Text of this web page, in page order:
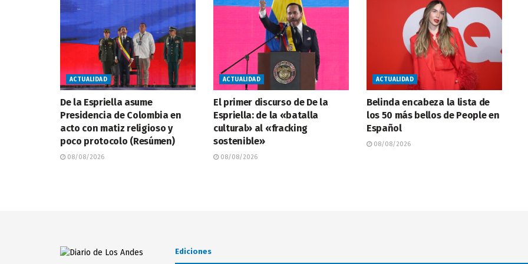
ACTUALIDAD
De la Espriella asume
Presidencia de Colombia en
acto con matiz religioso y
poco protocolo (Resúmen)
08/08/2026
ACTUALIDAD
El primer discurso de De la
Espriella: de la «batalla
cultural» al «fracking
sostenible»
08/08/2026
ACTUALIDAD
Belinda encabeza la lista de
los 50 más bellos de People en
Español
08/08/2026
Ediciones